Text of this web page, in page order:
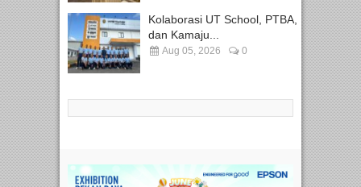
Kolaborasi UT School, PTBA,
dan Kamaju...
Aug 05, 2026 0